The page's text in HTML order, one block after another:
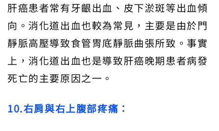
肝癌患者常有牙齦出血、皮下淤斑等出血傾
向。消化道出血也較為常見，主要是由於門
靜脈高壓導致食管胃底靜脈曲張所致。事實
上，消化道出血也是導致肝癌晚期患者病發
死亡的主要原因之一。
10.右肩與右上腹部疼痛：